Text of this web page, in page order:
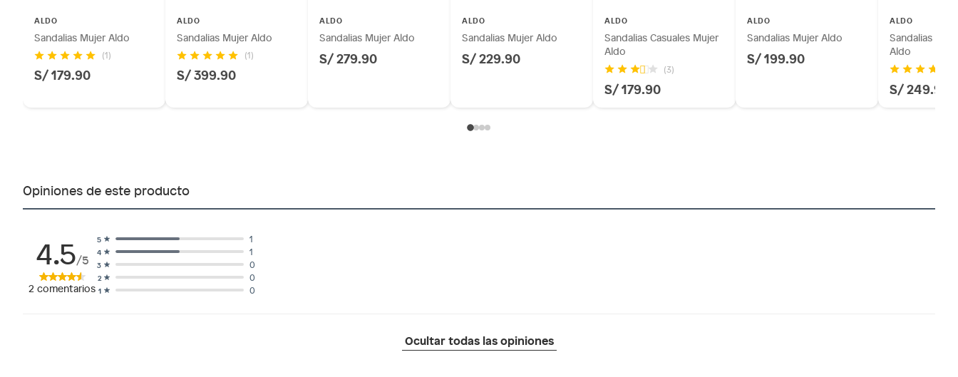
ALDO
Sandalias Mujer Aldo
(1)
S/ 179.90
ALDO
Sandalias Mujer Aldo
(1)
S/ 399.90
ALDO
Sandalias Mujer Aldo
S/ 279.90
ALDO
Sandalias Mujer Aldo
S/ 229.90
ALDO
Sandalias Casuales Mujer
Aldo
(3)
S/ 179.90
ALDO
Sandalias Mujer Aldo
S/ 199.90
ALDO
Sandalias de
Aldo
S/ 249.90
Opiniones de este producto
4.5/5
2 comentarios 1 0
2 0
3 0
4 1
5 1
Ocultar todas las opiniones